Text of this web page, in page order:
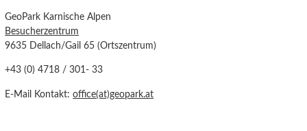
GeoPark Karnische Alpen
Besucherzentrum
9635 Dellach/Gail 65 (Ortszentrum)
+43 (0) 4718 / 301- 33
E-Mail Kontakt:office(at)geopark.at